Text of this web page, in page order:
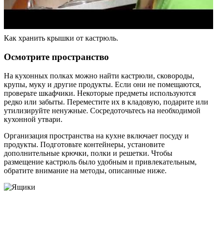
Как хранить крышки от кастрюль.
Осмотрите пространство
На кухонных полках можно найти кастрюли, сковороды,
крупы, муку и другие продукты. Если они не помещаются,
проверьте шкафчики. Некоторые предметы используются
редко или забыты. Переместите их в кладовую, подарите или
утилизируйте ненужные. Сосредоточьтесь на необходимой
кухонной утвари.
Организация пространства на кухне включает посуду и
продукты. Подготовьте контейнеры, установите
дополнительные крючки, полки и решетки. Чтобы
размещение кастрюль было удобным и привлекательным,
обратите внимание на методы, описанные ниже.